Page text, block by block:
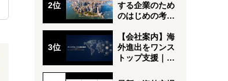
する企業のため
のはじめの考え
【会社案内】海
外進出をワンス
トップ支援｜ア